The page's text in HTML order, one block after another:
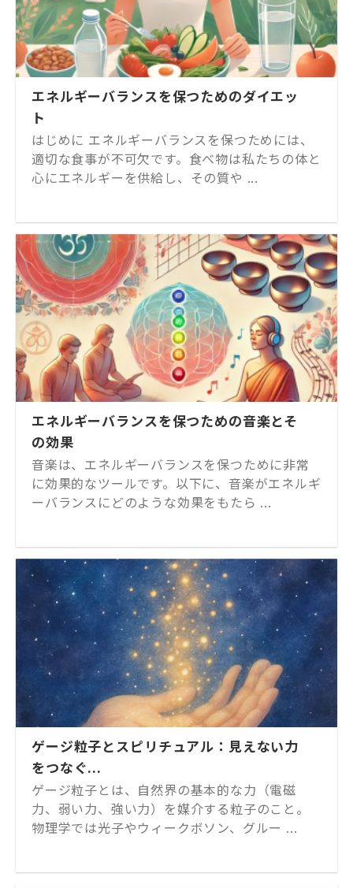
エネルギーバランスを保つためのダイエッ
ト
はじめに エネルギーバランスを保つためには、
適切な食事が不可欠です。食べ物は私たちの体と
心にエネルギーを供給し、その質や ...
エネルギーバランスを保つための音楽とそ
の効果
音楽は、エネルギーバランスを保つために非常
に効果的なツールです。以下に、音楽がエネルギ
ーバランスにどのような効果をもたら ...
ゲージ粒子とスピリチュアル：見えない力
をつなぐ...
ゲージ粒子とは、自然界の基本的な力（電磁
力、弱い力、強い力）を媒介する粒子のこと。
物理学では光子やウィークボソン、グルー ...